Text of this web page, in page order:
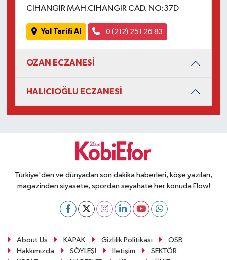
CİHANGİR MAH.CİHANGİR CAD. NO:37D
Yol Tarifi Al 0 (212) 251 26 83
OZAN ECZANESİ
HALICIOĞLU ECZANESİ
Türkiye'den ve dünyadan son dakika haberleri, köşe yazıları,
magazinden siyasete, spordan seyahate her konuda Flow!
About Us KAPAK Gizlilik Politikası
OSB
Hakkımızda
SÖYLEŞİ İletişim
SEKTÖR